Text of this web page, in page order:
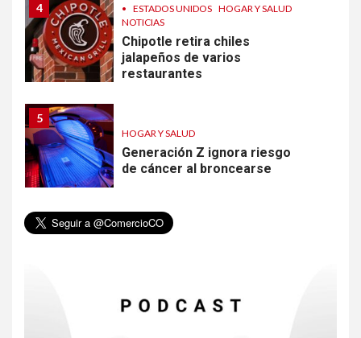
4 • ESTADOS UNIDOS HOGAR Y SALUD
NOTICIAS
Chipotle retira chiles
jalapeños de varios
restaurantes
5
HOGAR Y SALUD
Generación Z ignora riesgo
de cáncer al broncearse
6